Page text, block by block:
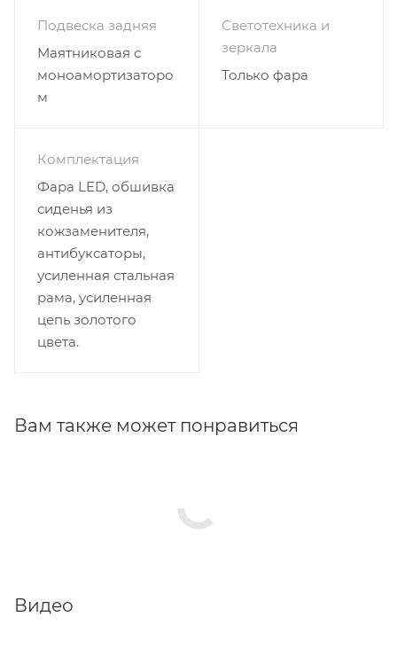
Подвеска задняя
Маятниковая с
моноамортизаторо
м
Светотехника и
зеркала
Только фара
Комплектация
Фара LED, обшивка
сиденья из
кожзаменителя,
антибуксаторы,
усиленная стальная
рама, усиленная
цепь золотого
цвета.
Вам также может понравиться
Видео